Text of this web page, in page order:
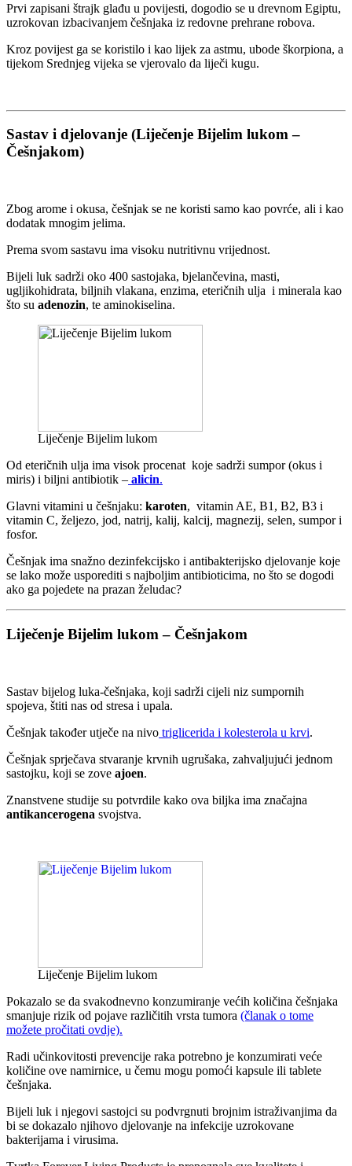
Prvi zapisani štrajk glađu u povijesti, dogodio se u drevnom Egiptu,
uzrokovan izbacivanjem češnjaka iz redovne prehrane robova.
Kroz povijest ga se koristilo i kao lijek za astmu, ubode škorpiona, a
tijekom Srednjeg vijeka se vjerovalo da liječi kugu.
Sastav i djelovanje (Liječenje Bijelim lukom –
Češnjakom)
Zbog arome i okusa, češnjak se ne koristi samo kao povrće, ali i kao
dodatak mnogim jelima.
Prema svom sastavu ima visoku nutritivnu vrijednost.
Bijeli luk sadrži oko 400 sastojaka, bjelančevina, masti,
ugljikohidrata, biljnih vlakana, enzima, eteričnih ulja i minerala kao
što su adenozin, te aminokiselina.
Liječenje Bijelim lukom
Od eteričnih ulja ima visok procenat koje sadrži sumpor (okus i
miris) i biljni antibiotik – alicin.
Glavni vitamini u češnjaku: karoten, vitamin AE, B1, B2, B3 i
vitamin C, željezo, jod, natrij, kalij, kalcij, magnezij, selen, sumpor i
fosfor.
Češnjak ima snažno dezinfekcijsko i antibakterijsko djelovanje koje
se lako može usporediti s najboljim antibioticima, no što se dogodi
ako ga pojedete na prazan želudac?
Liječenje Bijelim lukom – Češnjakom
Sastav bijelog luka-češnjaka, koji sadrži cijeli niz sumpornih
spojeva, štiti nas od stresa i upala.
Češnjak također utječe na nivo triglicerida i kolesterola u krvi.
Češnjak sprječava stvaranje krvnih ugrušaka, zahvaljujući jednom
sastojku, koji se zove ajoen.
Znanstvene studije su potvrdile kako ova biljka ima značajna
antikancerogena svojstva.
Liječenje Bijelim lukom
Pokazalo se da svakodnevno konzumiranje većih količina češnjaka
smanjuje rizik od pojave različitih vrsta tumora (članak o tome
možete pročitati ovdje).
Radi učinkovitosti prevencije raka potrebno je konzumirati veće
količine ove namirnice, u čemu mogu pomoći kapsule ili tablete
češnjaka.
Bijeli luk i njegovi sastojci su podvrgnuti brojnim istraživanjima da
bi se dokazalo njihovo djelovanje na infekcije uzrokovane
bakterijama i virusima.